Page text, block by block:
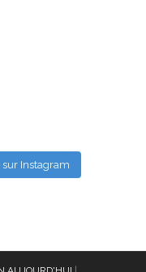
sur Instagram